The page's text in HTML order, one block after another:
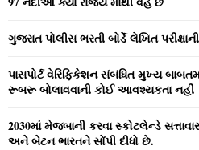
ગુજરાત પોલીસ ભરતી બોર્ડે લેખિત
પાસપોર્ટ વેરિફિકેશન સંબંધિત મુખ્ય
રૂબરૂ બોલાવવાની કોઈ આવશ્યકતા નહીં
2030માં મેજબાની કરવા સ્કોટલેન્ડે
અને બેટન ભારતને સોંપી દીધો છે.